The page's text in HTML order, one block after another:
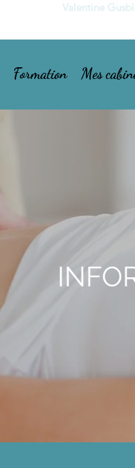
Valentine
Formation Mes